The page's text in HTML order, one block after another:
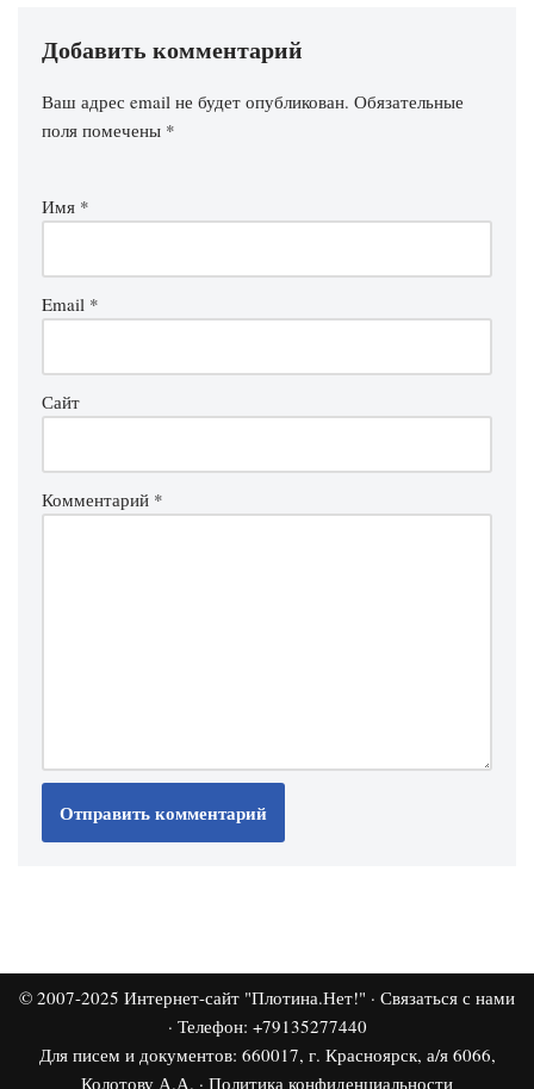
Добавить комментарий
Ваш адрес email не будет опубликован. Обязательные
поля помечены *
Имя *
Email *
Сайт
Комментарий *
© 2007-2025 Интернет-сайт "Плотина.Нет!" · Связаться с нами
· Телефон: +79135277440
Для писем и документов: 660017, г. Красноярск, а/я 6066,
Колотову А.А. · Политика конфиденциальности